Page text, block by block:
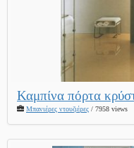
Καμπίνα πόρτα
Μπανιέρες ντουζιέρες / 7958 views